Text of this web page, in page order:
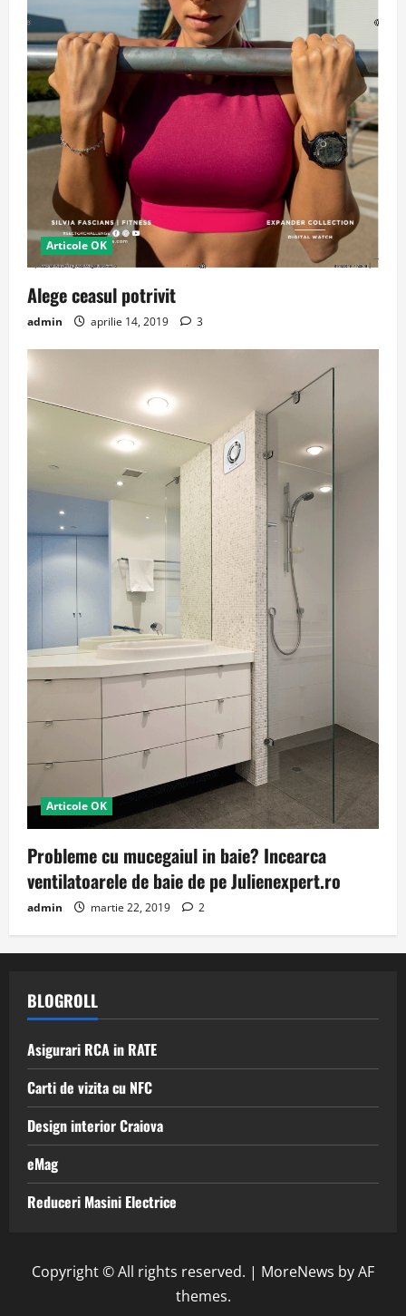
Articole OK
Alege ceasul potrivit
admin aprilie 14, 2019 3
Articole OK
Probleme cu mucegaiul in baie? Incearca
ventilatoarele de baie de pe Julienexpert.ro
admin martie 22, 2019 2
BLOGROLL
Asigurari RCA in RATE
Carti de vizita cu NFC
Design interior Craiova
eMag
Reduceri Masini Electrice
Copyright © All rights reserved. | MoreNews by AF
themes.